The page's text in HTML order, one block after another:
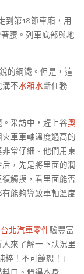
到第18節車廂，用
腰。列車底部與地
的鋼鐵。但是，這
溝不水箱水 斷任務
采訪中，趕上谷奧
車車軸溫度過高的
常仔細。他們用東
，先是將里面的潤
復觸摸，看里面能否
有能夠導致車軸溫度
台北汽車零件驗豐富
來了解一下狀況里
！不可饒恕！」